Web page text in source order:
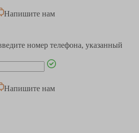
Напишите нам
номер телефона, указанный
Напишите нам